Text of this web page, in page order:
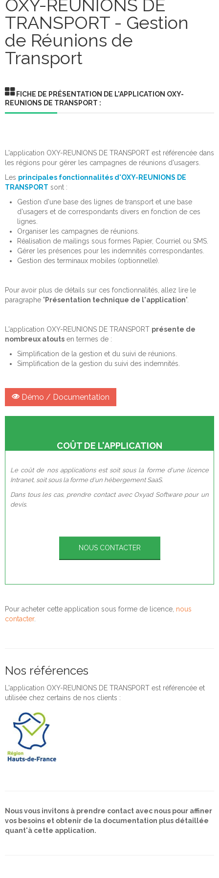
Gestion des Actes
Gestion de Courrier
Gestion des Contacts
Gestion des Logements
Gestion des Droits de Place / de Voirie
Gestion Qualité
Gestion de Projets Européens
Gestion des Désignations
OXY-REUNIONS DE
TRANSPORT - Gestion
de Réunions de
Transport
FICHE DE PRÉSENTATION DE L'APPLICATION OXY-
REUNIONS DE TRANSPORT :
L'application OXY-REUNIONS DE TRANSPORT est référencée dans
les régions pour gérer les campagnes de réunions d'usagers.
Les principales fonctionnalités d'OXY-REUNIONS DE
TRANSPORT sont :
Gestion d'une base des lignes de transport et une base
d'usagers et de correspondants divers en fonction de ces
lignes.
Organiser les campagnes de réunions.
Réalisation de mailings sous formes Papier, Courriel ou SMS.
Gérer les présences pour les indemnités correspondantes.
Gestion des terminaux mobiles (optionnelle).
Pour avoir plus de détails sur ces fonctionnalités, allez lire le
paragraphe " Présentation technique de l'application".
L'application OXY-REUNIONS DE TRANSPORT présente de
nombreux atouts en termes de :
Simplification de la gestion et du suivi de réunions.
Simplification de la gestion du suivi des indemnités.
Démo / Documentation
COÛT DE L'APPLICATION
Le coût de nos applications est soit sous la forme d'une licence
Intranet, soit sous la forme d'un hébergement SaaS.
Dans tous les cas, prendre contact avec Oxyad Software pour un
devis.
NOUS CONTACTER
Pour acheter cette application sous forme de licence, nous
contacter.
Nos références
L'application OXY-REUNIONS DE TRANSPORT est référencée et
utilisée chez certains de nos clients :
Nous vous invitons à prendre contact avec nous pour affiner
vos besoins et obtenir de la documentation plus détaillée
quant'à cette application.